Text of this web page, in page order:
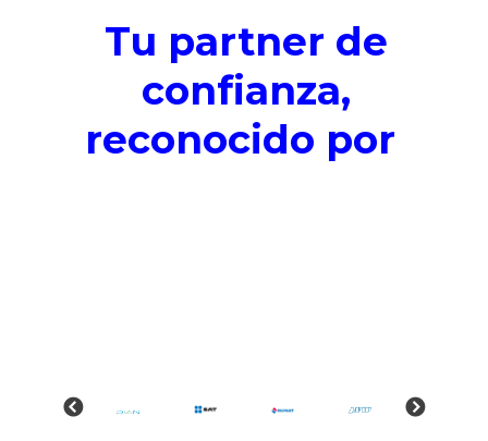
Tu partner de
confianza,
reconocido por